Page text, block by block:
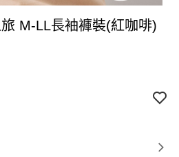
M-LL長袖褲裝(紅咖啡)